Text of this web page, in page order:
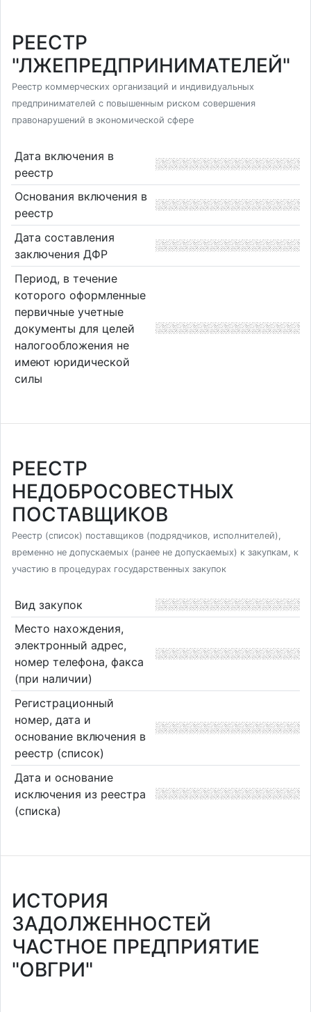
РЕЕСТР
"ЛЖЕПРЕДПРИНИМАТЕЛЕЙ"
Реестр коммерческих организаций и индивидуальных
предпринимателей с повышенным риском совершения
правонарушений в экономической сфере
Дата включения в
реестр
Основания включения в
реестр
Дата составления
заключения ДФР
Период, в течение
которого оформленные
первичные учетные
документы для целей
налогообложения не
имеют юридической
силы
РЕЕСТР
НЕДОБРОСОВЕСТНЫХ
ПОСТАВЩИКОВ
Реестр (список) поставщиков (подрядчиков, исполнителей),
временно не допускаемых (ранее не допускаемых) к закупкам, к
участию в процедурах государственных закупок
Вид закупок
Место нахождения,
электронный адрес,
номер телефона, факса
(при наличии)
Регистрационный
номер, дата и
основание включения в
реестр (список)
Дата и основание
исключения из реестра
(списка)
ИСТОРИЯ
ЗАДОЛЖЕННОСТЕЙ
ЧАСТНОЕ ПРЕДПРИЯТИЕ
"ОВГРИ"